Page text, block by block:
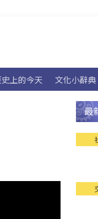
上的今天 文化小辭典
最